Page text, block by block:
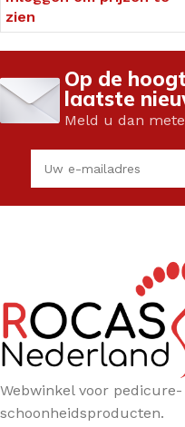
zien
Op de
laatste
Meld u dan
Webwinkel voor pedicure-
schoonheidsproducten.